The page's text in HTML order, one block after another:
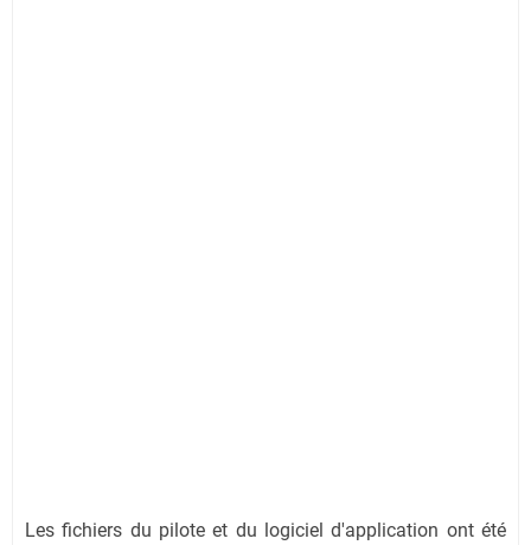
Les fichiers du pilote et du logiciel d'application ont été